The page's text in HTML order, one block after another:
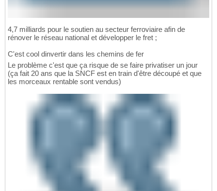
4,7 milliards pour le soutien au secteur ferroviaire afin de
rénover le réseau national et développer le fret ;
C'est cool dinvertir dans les chemins de fer
Le problème c'est que ça risque de se faire privatiser un jour
(ça fait 20 ans que la SNCF est en train d'être découpé et que
les morceaux rentable sont vendus)